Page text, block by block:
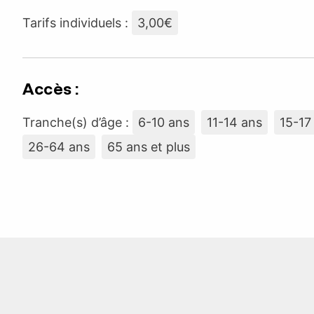
Tarifs individuels : 3,00€
Accès :
Tranche(s) d’âge : 6-10 ans 11-14 ans 15-
26-64 ans
65 ans et plus